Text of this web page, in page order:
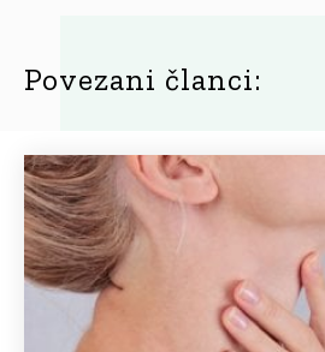
Povezani članci: